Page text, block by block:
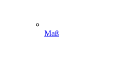
Maß